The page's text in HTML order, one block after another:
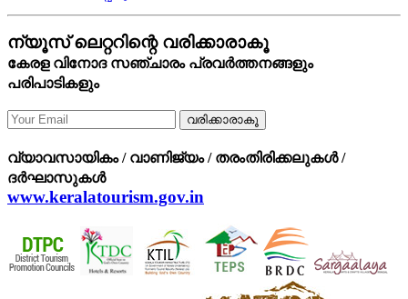
ന്യൂസ് ലെറ്ററിന്റെ വരിക്കാരാകൂ
കേരള വിനോദ സഞ്ചാരം പ്രവര്‍ത്തനങ്ങളും
പരിപാടികളും
വരിക്കാരാകൂ
വ്യാവസായികം / വാണിജ്യം / തരംതിരിക്കലുകള്‍ /
ദര്‍ഘാസുകള്‍
www.keralatourism.gov.in